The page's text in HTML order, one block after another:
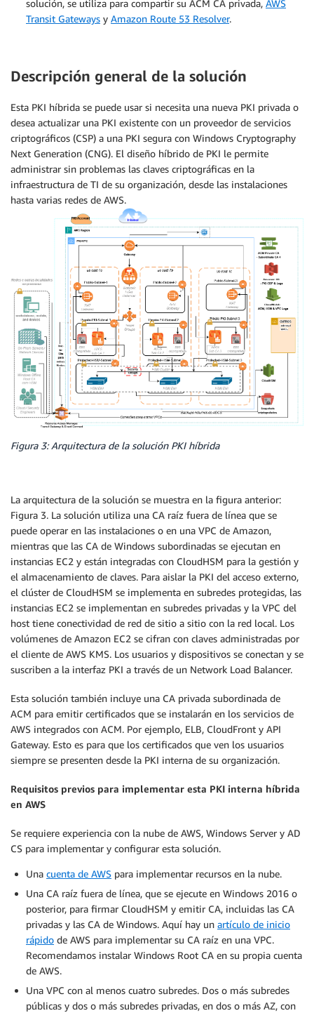
solución, se utiliza para compartir su ACM CA privada, AWS
Transit Gateways y Amazon Route 53 Resolver.
Descripción general de la solución
Esta PKI híbrida se puede usar si necesita una nueva PKI privada o
desea actualizar una PKI existente con un proveedor de servicios
criptográficos (CSP) a una PKI segura con Windows Cryptography
Next Generation (CNG). El diseño híbrido de PKI le permite
administrar sin problemas las claves criptográficas en la
infraestructura de TI de su organización, desde las instalaciones
hasta varias redes de AWS.
Figura 3: Arquitectura de la solución PKI híbrida
La arquitectura de la solución se muestra en la figura anterior:
Figura 3. La solución utiliza una CA raíz fuera de línea que se
puede operar en las instalaciones o en una VPC de Amazon,
mientras que las CA de Windows subordinadas se ejecutan en
instancias EC2 y están integradas con CloudHSM para la gestión y
el almacenamiento de claves. Para aislar la PKI del acceso externo,
el clúster de CloudHSM se implementa en subredes protegidas, las
instancias EC2 se implementan en subredes privadas y la VPC del
host tiene conectividad de red de sitio a sitio con la red local. Los
volúmenes de Amazon EC2 se cifran con claves administradas por
el cliente de AWS KMS. Los usuarios y dispositivos se conectan y se
suscriben a la interfaz PKI a través de un Network Load Balancer.
Esta solución también incluye una CA privada subordinada de
ACM para emitir certificados que se instalarán en los servicios de
AWS integrados con ACM. Por ejemplo, ELB, CloudFront y API
Gateway. Esto es para que los certificados que ven los usuarios
siempre se presenten desde la PKI interna de su organización.
Requisitos previos para implementar esta PKI interna híbrida
en AWS
Se requiere experiencia con la nube de AWS, Windows Server y AD
CS para implementar y configurar esta solución.
Una cuenta de AWS para implementar recursos en la nube.
Una CA raíz fuera de línea, que se ejecute en Windows 2016 o
posterior, para firmar CloudHSM y emitir CA, incluidas las CA
privadas y las CA de Windows. Aquí hay un artículo de inicio
rápido de AWS para implementar su CA raíz en una VPC.
Recomendamos instalar Windows Root CA en su propia cuenta
de AWS.
Una VPC con al menos cuatro subredes. Dos o más subredes
públicas y dos o más subredes privadas, en dos o más AZ, con